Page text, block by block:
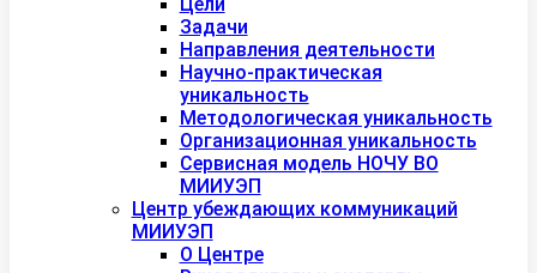
Задачи
Направления деятельности
Научно-практическая
уникальность
Методологическая уникальность
Организационная уникальность
Сервисная модель НОЧУ ВО
МИИУЭП
Центр убеждающих коммуникаций
МИИУЭП
О Центре